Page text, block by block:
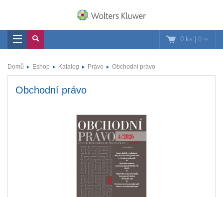
0 ks | 0
Domů Eshop Katalog Právo Obchodní právo
Obchodní právo